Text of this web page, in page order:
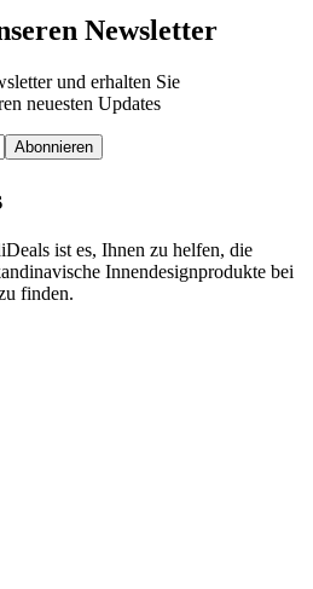
Newsletter
und erhalten Sie
neuesten Updates
Abonnieren
ist es, Ihnen zu helfen, die
Innendesignprodukte bei
finden.